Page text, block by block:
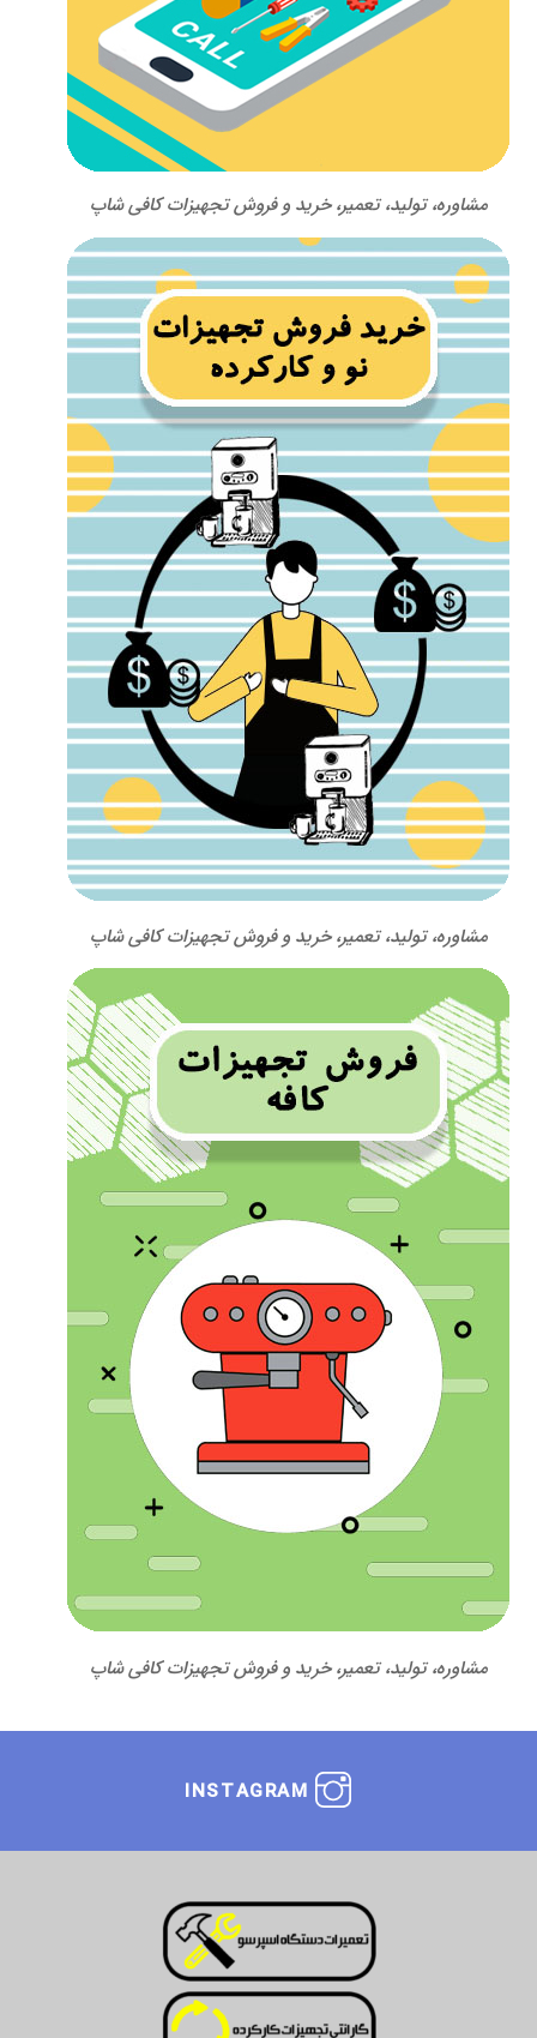
مشاوره، تولید، تعمیر، خرید و فروش تجهیزات کافی شاپ
مشاوره، تولید، تعمیر، خرید و فروش تجهیزات کافی شاپ
مشاوره، تولید، تعمیر، خرید و فروش تجهیزات کافی شاپ
INSTAGRAM